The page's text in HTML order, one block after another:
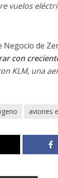
vuelos
Negocio de
con
KLM, una
aviones